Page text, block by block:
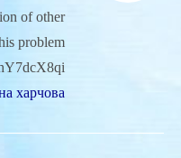
of other
problem.
харчова